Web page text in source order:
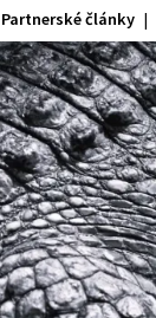
Partnerské články |